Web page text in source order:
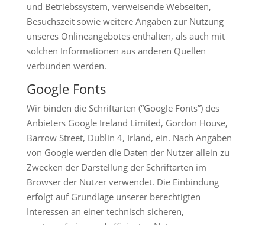
und Betriebssystem, verweisende Webseiten,
Besuchszeit sowie weitere Angaben zur Nutzung
unseres Onlineangebotes enthalten, als auch mit
solchen Informationen aus anderen Quellen
verbunden werden.
Google Fonts
Wir binden die Schriftarten (“Google Fonts”) des
Anbieters Google Ireland Limited, Gordon House,
Barrow Street, Dublin 4, Irland, ein. Nach Angaben
von Google werden die Daten der Nutzer allein zu
Zwecken der Darstellung der Schriftarten im
Browser der Nutzer verwendet. Die Einbindung
erfolgt auf Grundlage unserer berechtigten
Interessen an einer technisch sicheren,